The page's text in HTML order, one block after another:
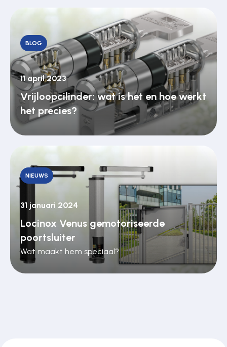
BLOG
11 april 2023
Vrijloopcilinder: wat is het en hoe werkt
het precies?
NIEUWS
31 januari 2024
Locinox Venus gemotoriseerde
poortsluiter
Wat maakt hem speciaal?